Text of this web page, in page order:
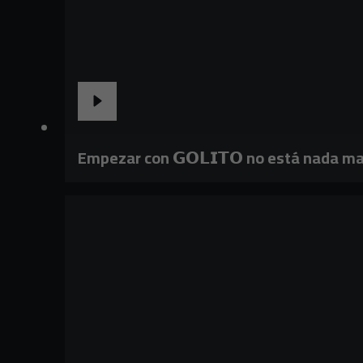
Empezar con 𝗚𝗢𝗟𝗜𝗧𝗢 no está nada